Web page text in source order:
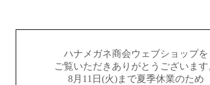
ハナメガネ商会ウェブショップを
ご覧いただきありがとうございます
8月11日(火)まで夏季休業のため